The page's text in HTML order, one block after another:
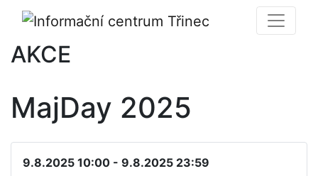
AKCE
MajDay 2025
9.8.2025 10:00 - 9.8.2025 23:59